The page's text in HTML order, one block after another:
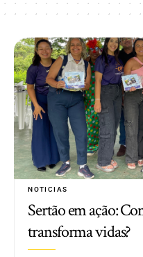
NOTICIAS
Sertão em ação:
transforma vidas?